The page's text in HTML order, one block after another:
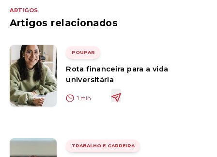
ARTIGOS
Artigos relacionados
POUPAR
Rota financeira para a vida
universitária
1 min
TRABALHO E CARREIRA